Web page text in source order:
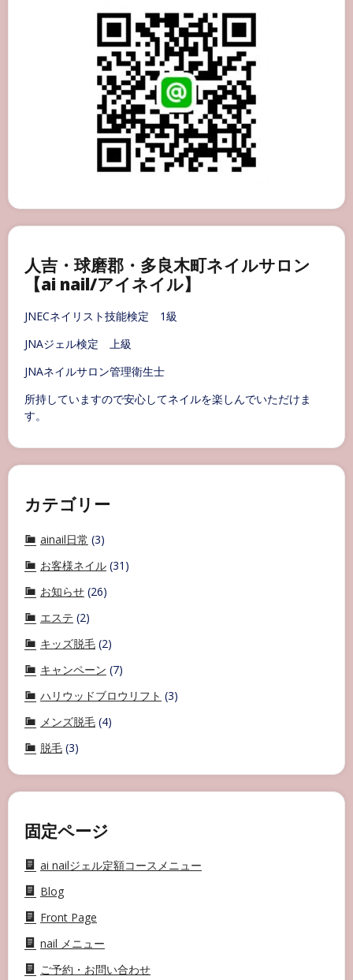
人吉・球磨郡・多良木町ネイルサロン
【ai nail/アイネイル】
JNECネイリスト技能検定 1級
JNAジェル検定 上級
JNAネイルサロン管理衛生士
所持していますので安心してネイルを楽しんでいただけま
す。
カテゴリー
ainail日常 (3)
お客様ネイル (31)
お知らせ (26)
エステ (2)
キッズ脱毛 (2)
キャンペーン (7)
ハリウッドブロウリフト (3)
メンズ脱毛 (4)
脱毛 (3)
固定ページ
ai nailジェル定額コースメニュー
Blog
Front Page
nail メニュー
ご予約・お問い合わせ